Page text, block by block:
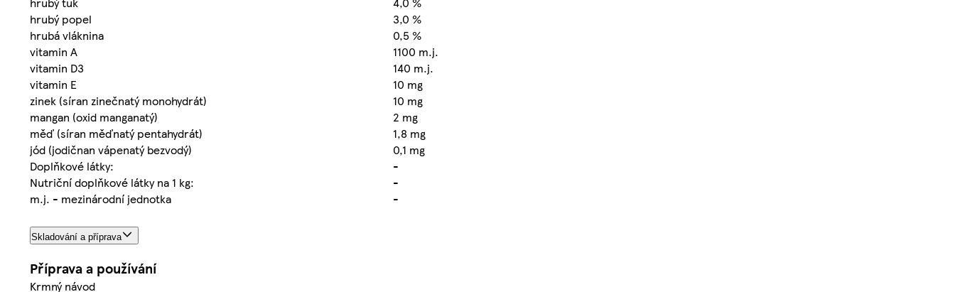
hrubý popel
3,0 %
hrubá vláknina
0,5 %
vitamin A
1100 m.j.
vitamin D3
140 m.j.
vitamin E
10 mg
zinek (síran zinečnatý monohydrát)
10 mg
mangan (oxid manganatý)
2 mg
měď (síran měďnatý pentahydrát)
1,8 mg
jód (jodičnan vápenatý bezvodý)
0,1 mg
Doplňkové látky:
-
Nutriční doplňkové látky na 1 kg:
-
m.j. - mezinárodní jednotka
-
Skladování a příprava
Příprava a používání
Krmný návod